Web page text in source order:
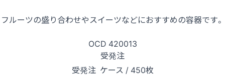
フルーツの盛り合わせやスイーツなどにおすすめの容器です。
OCD 420013
受発注
受発注 ケース / 450枚